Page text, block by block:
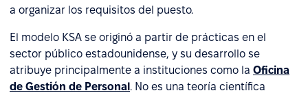
a organizar los requisitos del puesto.
El modelo KSA se originó a partir de prácticas en el
sector público estadounidense, y su desarrollo se
atribuye principalmente a instituciones como la Oficina
de Gestión de Personal. No es una teoría científica